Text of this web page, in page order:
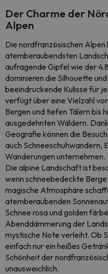
Der Charme der
Alpen
Die nordfranzösischen
atemberaubendsten
aufragende Gipfel wie der
dominieren die Silhouette
beeindruckende Kulisse für
verfügt über eine Vielzahl
Bergen und tiefen Tälern bis
ausgedehnten Wäldern.
Geografie können die
auch Schneeschuhwandern,
Wanderungen unternehmen.
Die alpine Landschaft ist
wenn schneebedeckte
magische Atmosphäre
atemberaubenden
Schnee rosa und golden
Abenddämmerung der
mystische Note verleiht. Ob
einfach nur ein heißes
Schönheit der
unausweichlich.